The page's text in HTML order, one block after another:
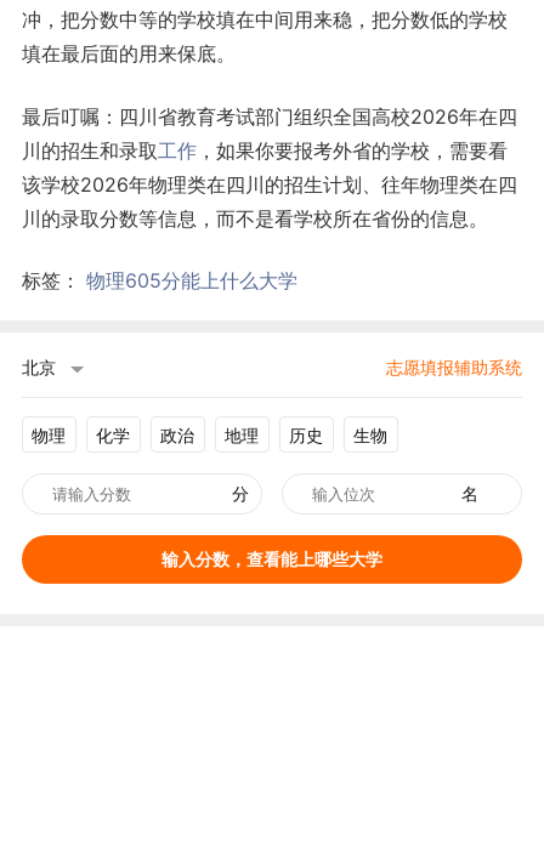
冲，把分数中等的学校填在中间用来稳，把分数低的学校
填在最后面的用来保底。
最后叮嘱：四川省教育考试部门组织全国高校2026年在四
川的招生和录取工作，如果你要报考外省的学校，需要看
该学校2026年物理类在四川的招生计划、往年物理类在四
川的录取分数等信息，而不是看学校所在省份的信息。
标签： 物理605分能上什么大学
北京 志愿填报辅助系统
物理 化学 政治 地理 历史 生物
分 名
输入分数，查看能上哪些大学